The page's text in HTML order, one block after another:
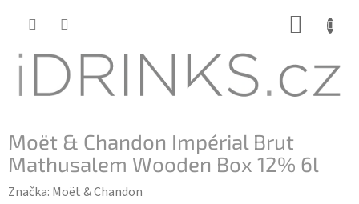
Moët & Chandon Impérial Brut
Mathusalem Wooden Box 12% 6l
Značka: Moët & Chandon